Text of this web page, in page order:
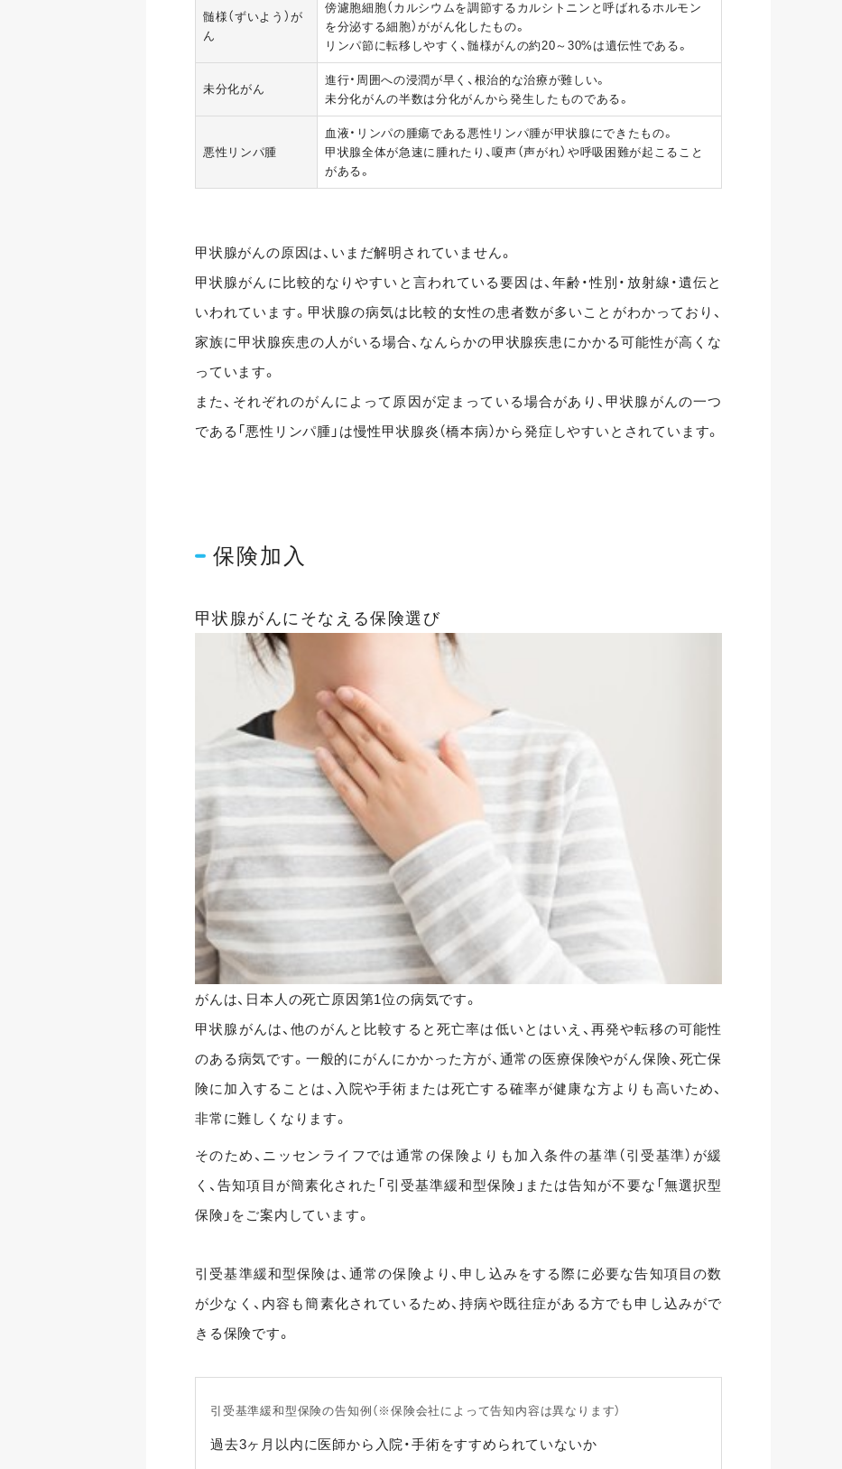
髄様（ずいよう）が
ん
傍濾胞細胞（カルシウムを調節するカルシトニンと呼ばれるホルモン
を分泌する細胞）ががん化したもの。
リンパ節に転移しやすく、髄様がんの約20～30%は遺伝性である。
未分化がん
進行・周囲への浸潤が早く、根治的な治療が難しい。
未分化がんの半数は分化がんから発生したものである。
悪性リンパ腫
血液・リンパの腫瘍である悪性リンパ腫が甲状腺にできたもの。
甲状腺全体が急速に腫れたり、嗄声（声がれ）や呼吸困難が起こること
がある。
甲状腺がんの原因は、いまだ解明されていません。
甲状腺がんに比較的なりやすいと言われている要因は、年齢・性別・放射線・遺伝と
いわれています。甲状腺の病気は比較的女性の患者数が多いことがわかっており、
家族に甲状腺疾患の人がいる場合、なんらかの甲状腺疾患にかかる可能性が高くな
っています。
また、それぞれのがんによって原因が定まっている場合があり、甲状腺がんの一つ
である「悪性リンパ腫」は慢性甲状腺炎（橋本病）から発症しやすいとされています。
保険加入
甲状腺がんにそなえる保険選び
がんは、日本人の死亡原因第1位の病気です。
甲状腺がんは、他のがんと比較すると死亡率は低いとはいえ、再発や転移の可能性
のある病気です。一般的にがんにかかった方が、通常の医療保険やがん保険、死亡保
険に加入することは、入院や手術または死亡する確率が健康な方よりも高いため、
非常に難しくなります。
そのため、ニッセンライフでは通常の保険よりも加入条件の基準（引受基準）が緩
く、告知項目が簡素化された「引受基準緩和型保険」または告知が不要な「無選択型
保険」をご案内しています。
引受基準緩和型保険は、通常の保険より、申し込みをする際に必要な告知項目の数
が少なく、内容も簡素化されているため、持病や既往症がある方でも申し込みがで
きる保険です。
引受基準緩和型保険の告知例（※保険会社によって告知内容は異なります）
過去3ヶ月以内に医師から入院・手術をすすめられていないか